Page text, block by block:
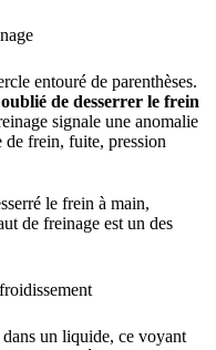
entouré de parenthèses.
oublié de desserrer le frein
signale une anomalie
de frein, fuite, pression
le frein à main,
de freinage est un des
un liquide, ce voyant